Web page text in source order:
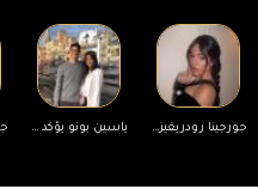
جورجينا رودريغيز ترد على التنمر بسبب جسمها.. ورونالدو يدعمها ياسين بونو يؤكد انفصاله عن زوجته لأول مرة وينهي الجدل